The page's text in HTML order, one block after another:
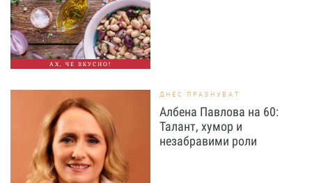
АХ, ЧЕ ВКУСНО!
ДНЕС ПРАЗНУВАТ
Албена Павлова на 60:
Талант, хумор и
незабравими роли